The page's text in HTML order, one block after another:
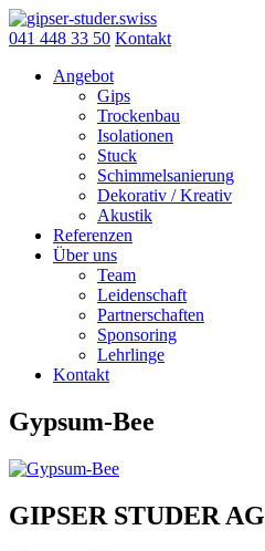
Skip
to
041 448 33 50 Kontakt
Angebot
Gips
Trockenbau
Isolationen
Stuck
Schimmelsanierung
Dekorativ / Kreativ
Akustik
Referenzen
Über uns
Team
Leidenschaft
Partnerschaften
Sponsoring
Lehrlinge
Kontakt
Gypsum-Bee
Beitragsnavigation
GIPSER STUDER AG